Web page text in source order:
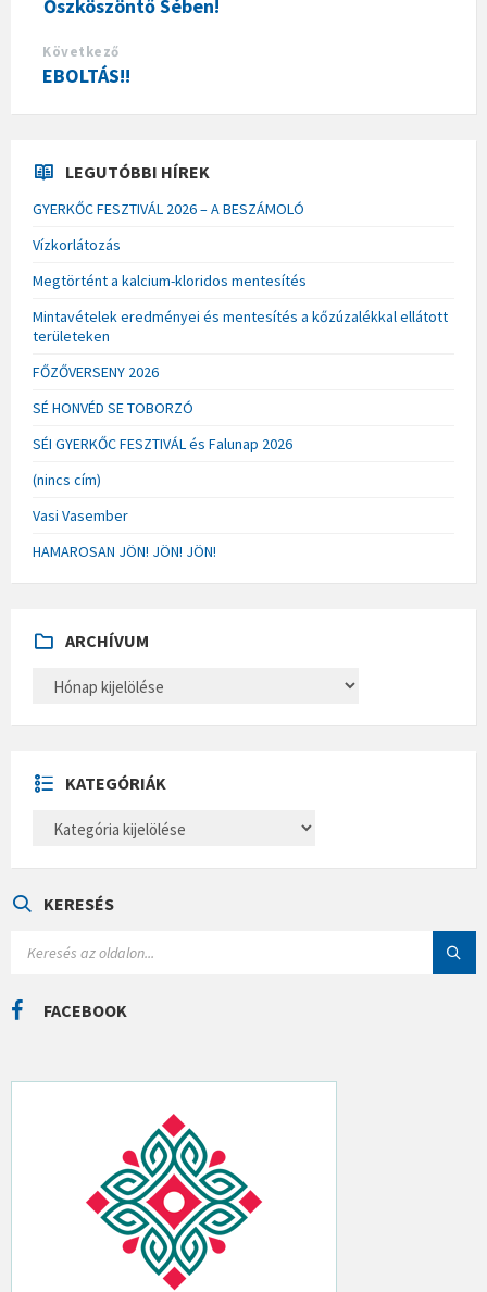
Őszköszöntő Sében!
Következő
EBOLTÁS!!
LEGUTÓBBI HÍREK
GYERKŐC FESZTIVÁL 2026 – A BESZÁMOLÓ
Vízkorlátozás
Megtörtént a kalcium-kloridos mentesítés
Mintavételek eredményei és mentesítés a kőzúzalékkal ellátott
területeken
FŐZŐVERSENY 2026
SÉ HONVÉD SE TOBORZÓ
SÉI GYERKŐC FESZTIVÁL és Falunap 2026
(nincs cím)
Vasi Vasember
HAMAROSAN JÖN! JÖN! JÖN!
ARCHÍVUM
H
U
M
KATEGÓRIÁK
E
Á
KERESÉS
C
H
FACEBOOK